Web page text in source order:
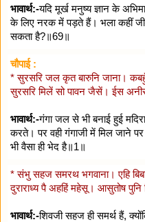
भावार्थ:-यदि मूर्ख मनुष्य ज्ञान के
के लिए नरक में पड़ते हैं। भला कहीं
सकता है?॥69॥
चौपाई :
* सुरसरि जल कृत बारुनि जाना।
सुरसरि मिलें सो पावन जैसें। ईस
भावार्थ:-गंगा जल से भी बनाई हुई
करते। पर वही गंगाजी में मिल जाने
भी वैसा ही भेद है॥1॥
* संभु सहज समरथ भगवाना। एहि
दुराराध्य पै अहहिं महेसू। आसुतोष
भावार्थ:-शिवजी सहज ही समर्थ हैं,